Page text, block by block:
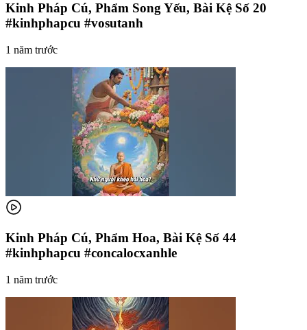
Kinh Pháp Cú, Phẩm Song Yếu, Bài Kệ Số 20
#kinhphapcu #vosutanh
1 năm trước
Kinh Pháp Cú, Phẩm Hoa, Bài Kệ Số 44
#kinhphapcu #concalocxanhle
1 năm trước